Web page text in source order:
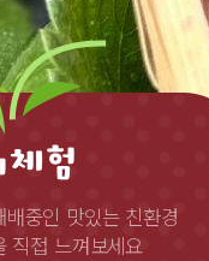
체험
중인 맛있는 친환경
직접 느껴보세요